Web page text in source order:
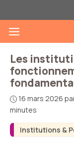
au
contenuMenu
Institutions &
Les
16 mars 2026
minutes